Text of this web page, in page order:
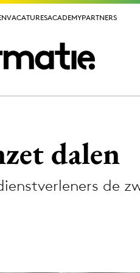
VACATURESACADEMYPARTNERS
VACATURESACADEMYPARTNERS
dalen
de